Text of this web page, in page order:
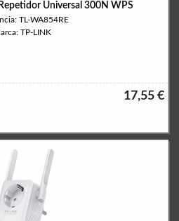
Universal 300N WPS
TL-WA854RE
TP-LINK
17,55 €